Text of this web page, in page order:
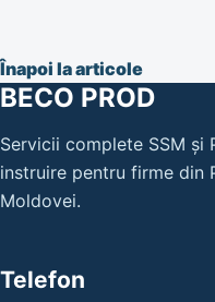
Înapoi la articole
BECO PROD
Servicii complete SSM și
instruire pentru firme din
Moldovei.
Telefon